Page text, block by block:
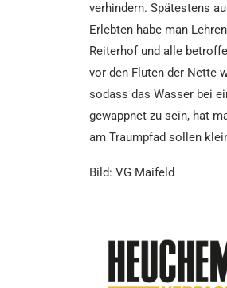
verhindern. Spätestens
Erlebten habe man
Reiterhof und alle
vor den Fluten der Nette
sodass das Wasser bei
gewappnet zu sein, hat
am Traumpfad sollen
Bild: VG Maifeld